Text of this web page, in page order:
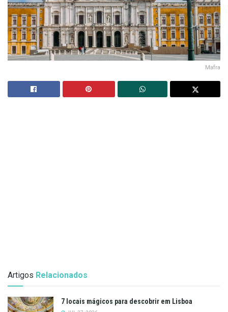
Mafra
Artigos Relacionados
7 locais mágicos para descobrir em Lisboa